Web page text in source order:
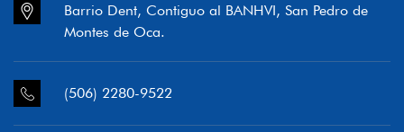
Barrio Dent, Contiguo al BANHVI, San Pedro de
Montes de Oca.
(506) 2280-9522